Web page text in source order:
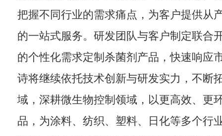
把握不同行业的需求痛点，为客户提供从
的一站式服务。研发团队与客户制定联合
的个性化需求定制杀菌剂产品，快速响应
诗将继续依托技术创新与研发实力，不断
域，深耕微生物控制领域，以更高效、更
品，为涂料、纺织、塑料、日化等多个行